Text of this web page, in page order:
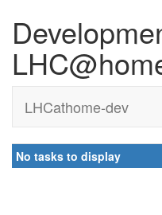
LHCathome-dev
No tasks to display